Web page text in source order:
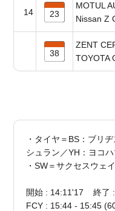
14 23
MOTUL
Nissan Z
38
ZENT
TOYOTA
・タイヤ＝BS：ブリ
シュラン／YH：ヨコハ
・SW＝サクセスウェ
開始 : 14:11'17 終了
FCY : 15:44 - 15:45